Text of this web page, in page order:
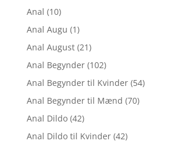
Anal (10)
Anal Augu (1)
Anal August (21)
Anal Begynder (102)
Anal Begynder til Kvinder (54)
Anal Begynder til Mænd (70)
Anal Dildo (42)
Anal Dildo til Kvinder (42)